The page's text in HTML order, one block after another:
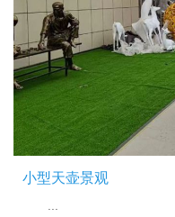
小型天壶景观
...